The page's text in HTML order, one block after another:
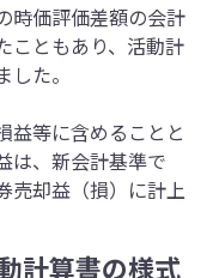
時価評価差額の会計
こともあり、活動計
た。
等に含めることと
は、新会計基準で
売却益（損）に計上
計算書の様式